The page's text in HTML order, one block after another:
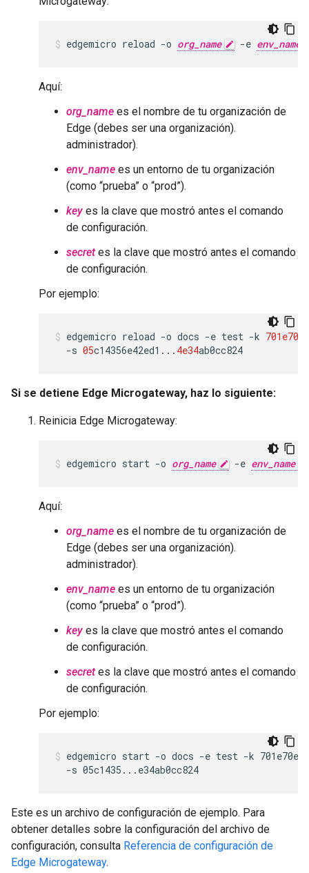
edgemicro reload -o org_name -e env_name
Aquí:
org_name es el nombre de tu organización de
Edge (debes ser una organización).
administrador).
env_name es un entorno de tu organización
(como “prueba” o “prod”).
key es la clave que mostró antes el comando
de configuración.
secretes la clave que mostró antes el comando
de configuración.
Por ejemplo:
edgemicro reload -o docs -e test -k 701e70
-s 05c14356e42ed1 ... 4e34ab0cc824
Si se detiene Edge Microgateway, haz lo siguiente:
Reinicia Edge Microgateway:
edgemicro start -o org_name -e env_name
Aquí:
org_name es el nombre de tu organización de
Edge (debes ser una organización).
administrador).
env_name es un entorno de tu organización
(como “prueba” o “prod”).
key es la clave que mostró antes el comando
de configuración.
secretes la clave que mostró antes el comando
de configuración.
Por ejemplo:
edgemicro start -o docs -e test -k
  -s 05c1435...e34ab0cc824
Este es un archivo de configuración de ejemplo. Para
obtener detalles sobre la configuración del archivo de
configuración, consulta Referencia de configuración de
Edge Microgateway.